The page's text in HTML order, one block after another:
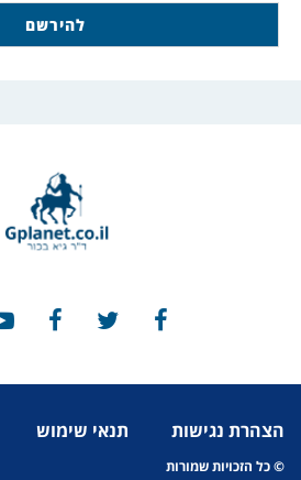
הצהרת נגישות תנאי שימוש
© כל הזכויות שמורות